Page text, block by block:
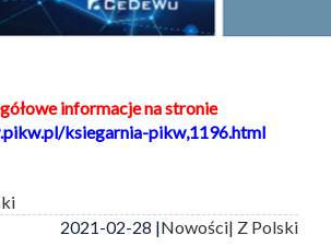
informacje na stronie
ksiegarnia-pikw,1196.html
2021-02-28 |Nowości| Z Polski